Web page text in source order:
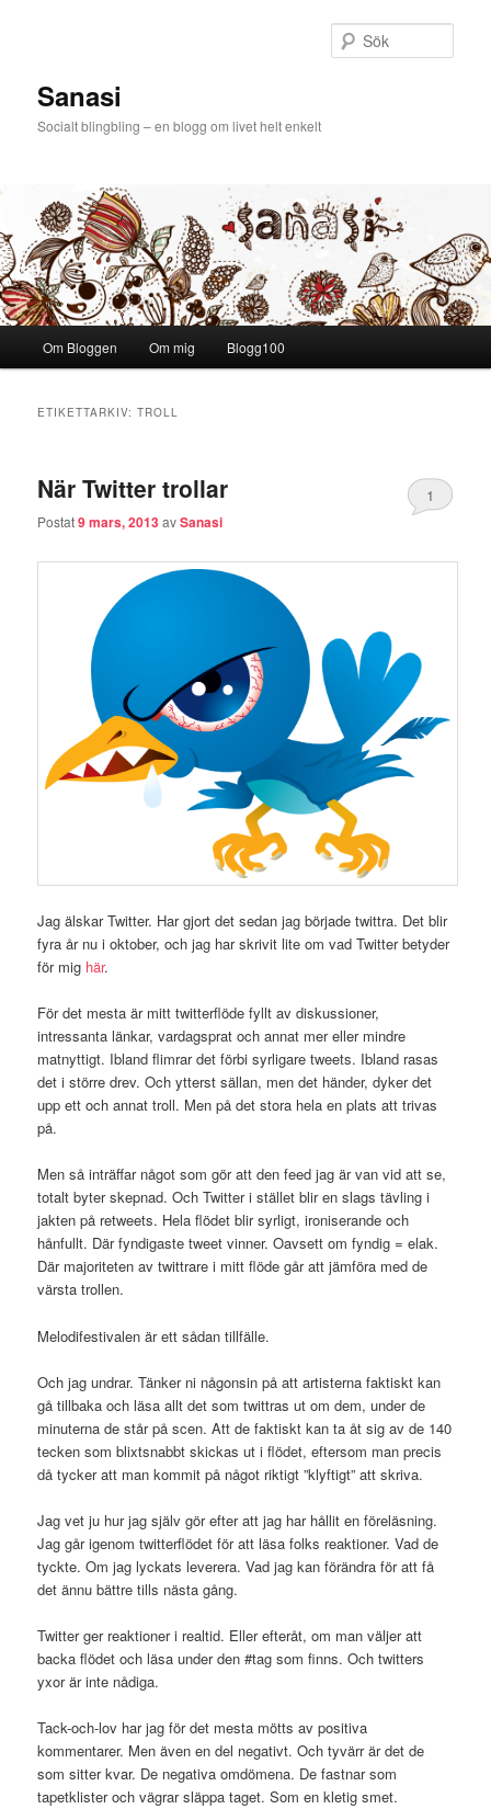
Sanasi
Socialt blingbling – en blogg om livet helt enkelt
Hoppa till huvudinnehåll
Hoppa till sekundärt innehåll
Om Bloggen Om mig Blogg100
ETIKETTARKIV:TROLL
När Twitter trollar
Postat9 mars, 2013avSanasi
1
Jag älskar Twitter. Har gjort det sedan jag började twittra. Det blir
fyra år nu i oktober, och jag har skrivit lite om vad Twitter betyder
för mig här.
För det mesta är mitt twitterflöde fyllt av diskussioner,
intressanta länkar, vardagsprat och annat mer eller mindre
matnyttigt. Ibland flimrar det förbi syrligare tweets. Ibland rasas
det i större drev. Och ytterst sällan, men det händer, dyker det
upp ett och annat troll. Men på det stora hela en plats att trivas
på.
Men så inträffar något som gör att den feed jag är van vid att se,
totalt byter skepnad. Och Twitter i stället blir en slags tävling i
jakten på retweets. Hela flödet blir syrligt, ironiserande och
hånfullt. Där fyndigaste tweet vinner. Oavsett om fyndig = elak.
Där majoriteten av twittrare i mitt flöde går att jämföra med de
värsta trollen.
Melodifestivalen är ett sådan tillfälle.
Och jag undrar. Tänker ni någonsin på att artisterna faktiskt kan
gå tillbaka och läsa allt det som twittras ut om dem, under de
minuterna de står på scen. Att de faktiskt kan ta åt sig av de 140
tecken som blixtsnabbt skickas ut i flödet, eftersom man precis
då tycker att man kommit på något riktigt ”klyftigt” att skriva.
Jag vet ju hur jag själv gör efter att jag har hållit en föreläsning.
Jag går igenom twitterflödet för att läsa folks reaktioner. Vad de
tyckte. Om jag lyckats leverera. Vad jag kan förändra för att få
det ännu bättre tills nästa gång.
Twitter ger reaktioner i realtid. Eller efteråt, om man väljer att
backa flödet och läsa under den #tag som finns. Och twitters
yxor är inte nådiga.
Tack-och-lov har jag för det mesta mötts av positiva
kommentarer. Men även en del negativt. Och tyvärr är det de
som sitter kvar. De negativa omdömena. De fastnar som
tapetklister och vägrar släppa taget. Som en kletig smet.